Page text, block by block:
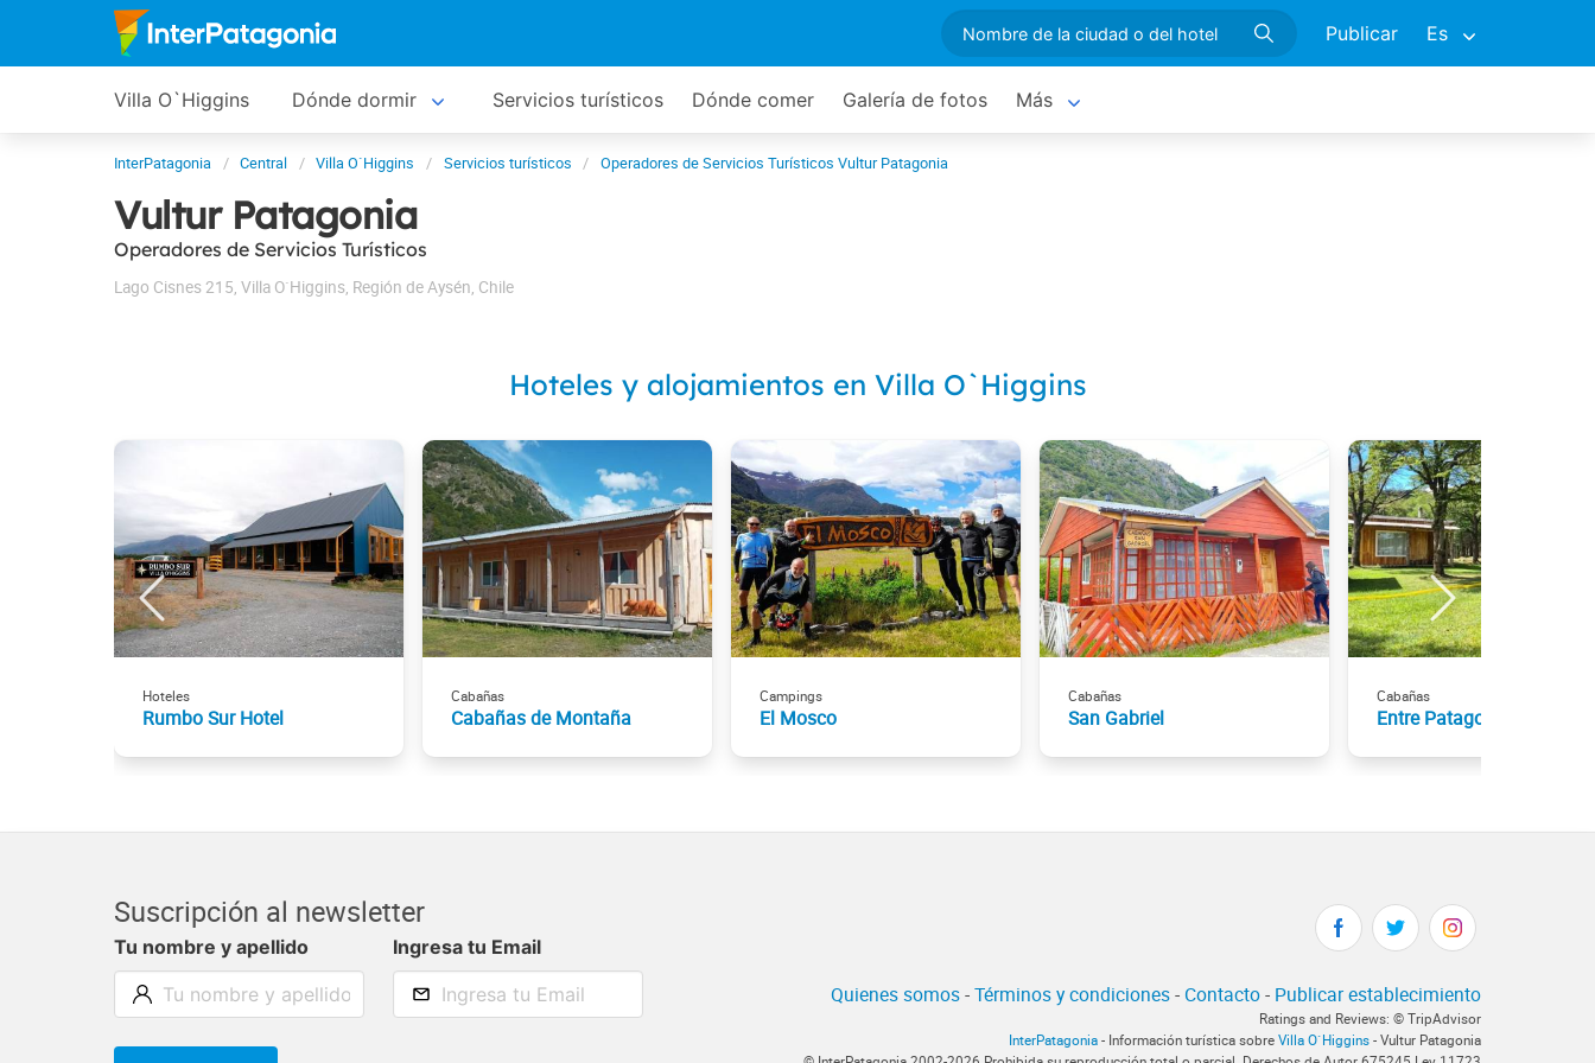
Publicar Es
Villa O`Higgins Dónde dormir Servicios turísticos Dónde comer Galería de fotos Más
InterPatagonia Central Villa O`Higgins Servicios turísticos Operadores de Servicios Turísticos Vultur Patagonia
Vultur Patagonia
Operadores de Servicios Turísticos
Lago Cisnes 215 Villa O`Higgins Región de Aysén Chile
Hoteles y alojamientos en Villa O`Higgins
Hoteles
Rumbo Sur Hotel
Cabañas
Cabañas de Montaña
Campings
El Mosco
Cabañas
San Gabriel
Cabañas
Entre Patagones
Suscripción al newsletter
Tu nombre y apellido Ingresa tu Email
Quienes somos-Términos y condiciones- Contacto- Publicar establecimiento
Ratings and Reviews: © TripAdvisor
InterPatagonia - Información turística sobre Villa O`Higgins - Vultur Patagonia